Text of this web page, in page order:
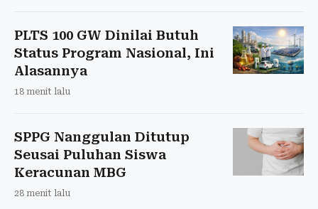
PLTS 100 GW Dinilai Butuh
Status Program Nasional, Ini
Alasannya
18 menit lalu
SPPG Nanggulan Ditutup
Seusai Puluhan Siswa
Keracunan MBG
28 menit lalu